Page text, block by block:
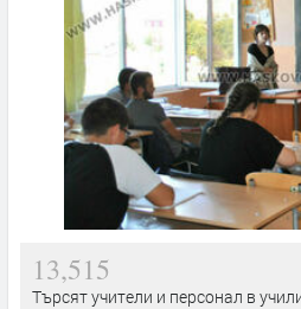
13,515
Търсят учители и персонал в